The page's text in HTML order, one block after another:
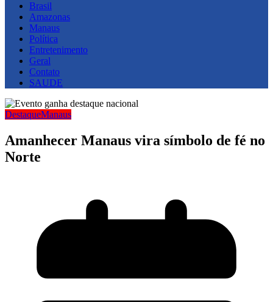
Brasil
Amazonas
Manaus
Política
Entretenimento
Geral
Contato
SAUDE
DestaqueManaus
Amanhecer Manaus vira símbolo de fé no
Norte